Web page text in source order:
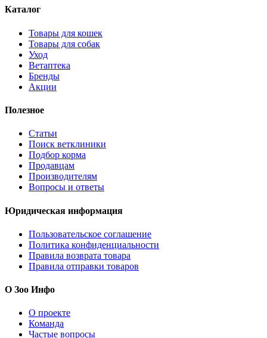
Каталог
Товары для кошек
Товары для собак
Уход
Ветаптека
Бренды
Акции
Полезное
Статьи
Поиск ветклиники
Подбор корма
Продавцам
Производителям
Вопросы и ответы
Юридическая информация
Пользовательское соглашение
Политика конфиденциальности
Правила возврата товара
Правила отправки товаров
О Зоо Инфо
О проекте
Команда
Частые вопросы